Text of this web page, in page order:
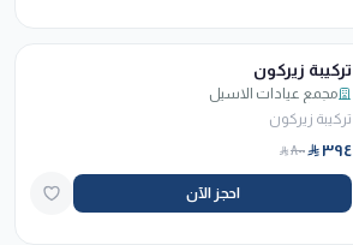
تركيبة زيركون
مجمع عيادات الاسيل
تركيبة زيركون
٣٩٤ ٨٠٠
احجز الآن